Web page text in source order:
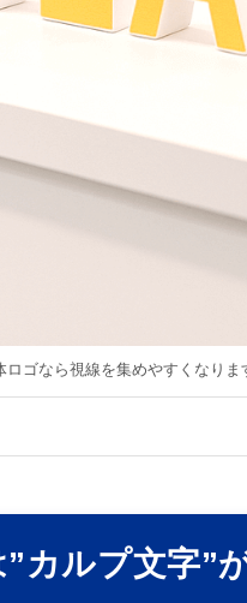
ゴなら視線を集めやすくなりま
カルプ文字”